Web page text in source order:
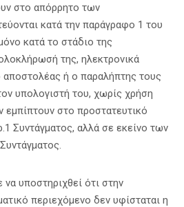
στο απόρρητο των
κατά την παράγραφο 1 του
κατά το στάδιο της
της, ηλεκτρονικά
αποστολέας ή ο παραλήπτης τους
υπολογιστή του, χωρίς χρήση
στο προστατευτικό
Συντάγματος, αλλά σε εκείνο των
υποστηριχθεί ότι στην
περιεχόμενο δεν υφίσταται η